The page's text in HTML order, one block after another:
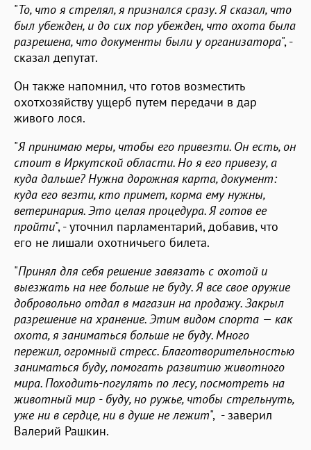
"То, что я стрелял, я признался сразу. Я сказал, что
был убежден, и до сих пор убежден, что охота была
разрешена, что документы были у организатора", -
сказал депутат.
Он также напомнил, что готов возместить
охотхозяйству ущерб путем передачи в дар
живого лося.
"Я принимаю меры, чтобы его привезти. Он есть, он
стоит в Иркутской области. Но я его привезу, а
куда дальше? Нужна дорожная карта, документ:
куда его везти, кто примет, корма ему нужны,
ветеринария. Это целая процедура. Я готов ее
пройти", - уточнил парламентарий, добавив, что
его не лишали охотничьего билета.
"Принял для себя решение завязать с охотой и
выезжать на нее больше не буду. Я все свое оружие
добровольно отдал в магазин на продажу. Закрыл
разрешение на хранение. Этим видом спорта — как
охота, я заниматься больше не буду. Много
пережил, огромный стресс. Благотворительностью
заниматься буду, помогать развитию животного
мира. Походить-погулять по лесу, посмотреть на
животный мир - буду, но ружье, чтобы стрельнуть,
уже ни в сердце, ни в душе не лежит", - заверил
Валерий Рашкин.